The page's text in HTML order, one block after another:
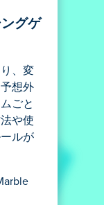
グゲ
、変
想外
ごと
や使
ルが